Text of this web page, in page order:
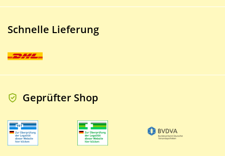
Schnelle Lieferung
Geprüfter Shop